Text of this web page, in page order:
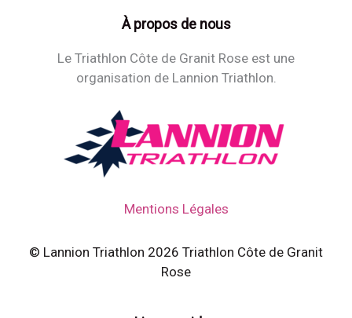
À propos de nous
Le Triathlon Côte de Granit Rose est une
organisation de Lannion Triathlon.
Mentions Légales
© Lannion Triathlon 2026 Triathlon Côte de Granit
Rose